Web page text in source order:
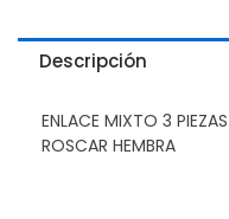
Descripción
ENLACE MIXTO 3
ROSCAR HEMBRA